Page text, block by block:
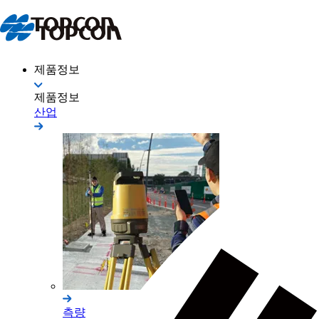
제품정보
제품정보
산업
측량